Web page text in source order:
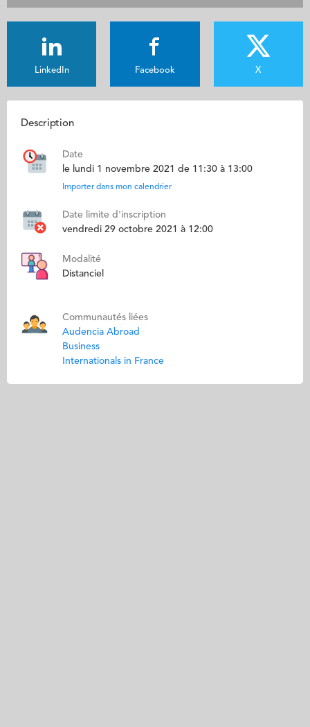
LinkedIn Facebook X
Description
Date
le lundi 1 novembre 2021 de 11:30 à 13:00
Importer dans mon calendrier
Date limite d'inscription
vendredi 29 octobre 2021 à 12:00
Modalité
Distanciel
Communautés liées
Audencia Abroad
Business
Internationals in France